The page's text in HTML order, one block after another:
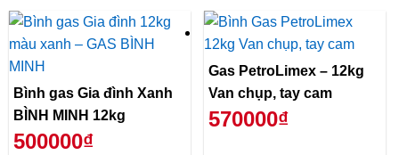
Bình gas Gia đình Xanh
BÌNH MINH 12kg
500000₫
Gas PetroLimex – 12kg
Van chụp, tay cam
570000₫